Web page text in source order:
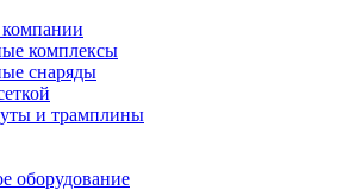
комплексы
снаряды
и трамплины
оборудование